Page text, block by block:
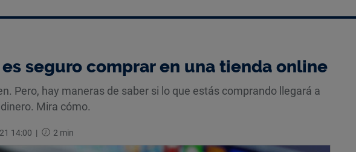
seguro comprar en una tienda online
Pero, hay maneras de saber si lo que estás comprando llegará a
Mira cómo.
14:00 | 2 min